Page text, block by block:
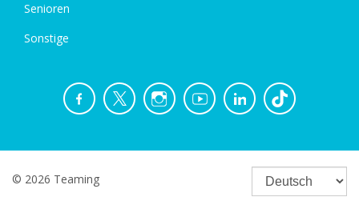
Senioren
Sonstige
© 2026 Teaming